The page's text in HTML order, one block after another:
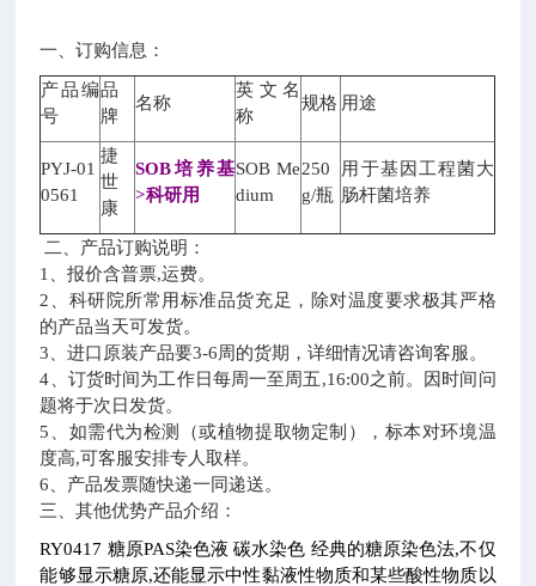
一、订购信息：
产品编
号
品
牌
名称
英文名
称
规格 用途
PYJ-01
0561
捷
世
康
SOB培养基
>科研用
SOB Me
dium
250
g/瓶
用于基因工程菌大
肠杆菌培养
二、产品订购说明：
1、报价含普票,运费。
2、科研院所常用标准品货充足，除对温度要求极其严格
的产品当天可发货。
3、进口原装产品要3-6周的货期，详细情况请咨询客服。
4、订货时间为工作日每周一至周五,16:00之前。因时间问
题将于次日发货。
5、如需代为检测（或植物提取物定制），标本对环境温
度高,可客服安排专人取样。
6、产品发票随快递一同递送。
三、其他优势产品介绍：
RY0417 糖原PAS染色液 碳水染色 经典的糖原染色法,不仅
能够显示糖原,还能显示中性黏液性物质和某些酸性物质以